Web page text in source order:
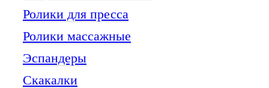
Ролики для пресса
Ролики массажные
Эспандеры
Скакалки